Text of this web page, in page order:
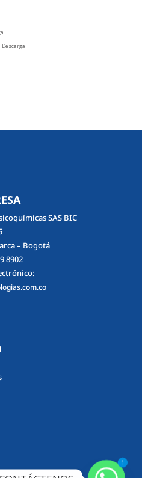
Descarga
SAS BIC
– Bogotá
8902
1